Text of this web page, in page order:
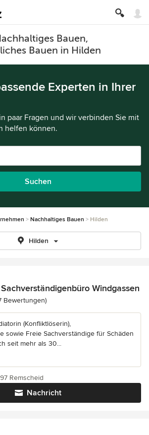
Bauen,
Bauen in Hilden
Experten in Ihrer
paar Fragen und wir verbinden Sie mit
helfen können.
Suchen
Nachhaltiges Bauen Hilden
Hilden
Windgassen
4.9 von 5 Sternen
Bewertungen)
(Konfliktlöserin),
sowie Freie Sachverständige für Schäden
seit mehr als 30...
Nachricht
Remscheid